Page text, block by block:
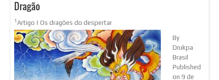
Dragão
1 Artigo | Os dragões do despertar
By
Drukpa
Brasil
Published
on 9 de